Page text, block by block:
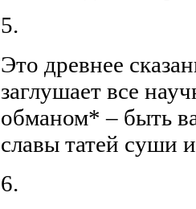
5.
Это древнее
заглушает все
обманом* – быть
славы татей суши
6.